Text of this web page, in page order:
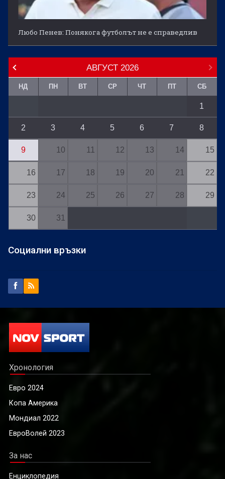
Любо Пенев: Понякога футболът не е справедлив
АВГУСТ 2026
НД ПН ВТ СР ЧТ ПТ СБ
1
2 3 4 5 6 7 8
9 10 11 12 13 14 15
16 17 18 19 20 21 22
23 24 25 26 27 28 29
30 31
Социални връзки
Хронология
Евро 2024
Копа Америка
Мондиал 2022
ЕвроВолей 2023
За нас
Енциклопедия